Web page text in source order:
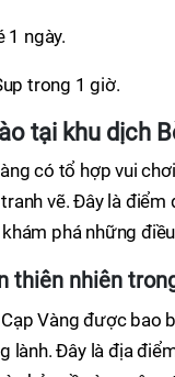
1 ngày.
trong 1 giờ.
tại khu dịch
có tổ hợp vui
vẽ. Đây là
phá những
thiên nhiên
Vàng được bao
lành. Đây là địa